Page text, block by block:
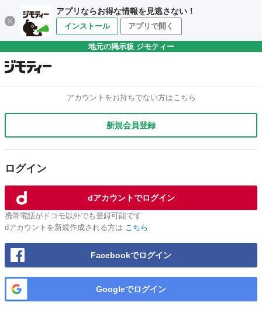
アプリならお得な情報を見逃さない！
インストール アプリで開く
地元の掲示板 ジモティー
アカウントをお持ちでない方はこちら
新規会員登録
ログイン
dアカウントでログイン
携帯電話がドコモ以外でも登録可能です
dアカウントを新規作成される方は こちら
Facebookでログイン
Googleでログイン